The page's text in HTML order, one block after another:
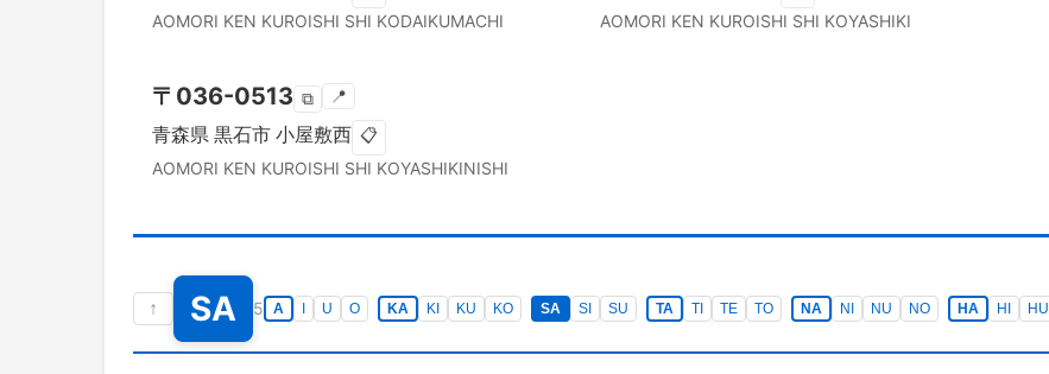
AOMORI KEN KUROISHI SHI KODAIKUMACHI AOMORI KEN KUROISHI SHI KOYASHIKI
〒 036-0513 ⧉ 📍
青森県 黒石市 小屋敷西 📋
AOMORI KEN KUROISHI SHI KOYASHIKINISHI
↑ SA 5 A U O KA KI KU KO SA SI SU TA TI TE TO NA NI NU NO HA HI HU